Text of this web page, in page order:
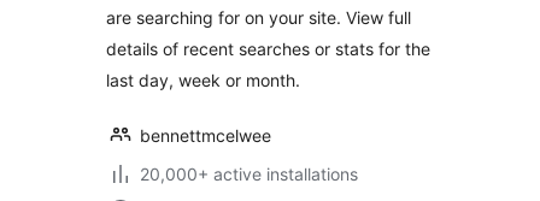
are searching for on your site. View full
details of recent searches or stats for the
last day, week or month.
bennettmcelwee
20,000+ active installations